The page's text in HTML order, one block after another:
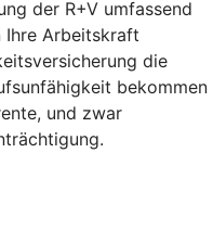
der R+V umfassend
Ihre Arbeitskraft
die
bekommen
und zwar